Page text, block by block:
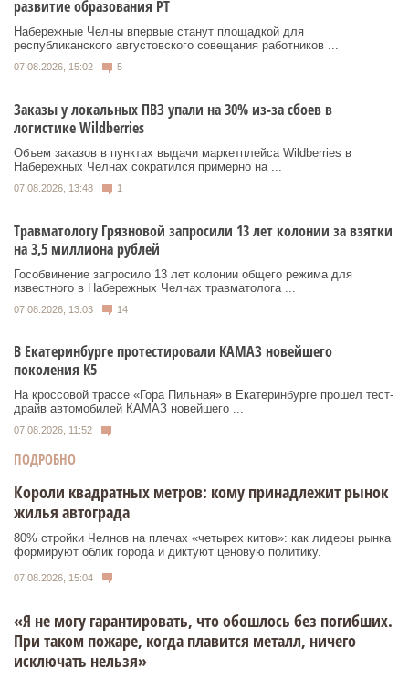
развитие образования РТ
Набережные Челны впервые станут площадкой для
республиканского августовского совещания работников ...
07.08.2026, 15:02 5
Заказы у локальных ПВЗ упали на 30% из-за сбоев в
логистике Wildberries
Объем заказов в пунктах выдачи маркетплейса Wildberries в
Набережных Челнах сократился примерно на ...
07.08.2026, 13:48 1
Травматологу Грязновой запросили 13 лет колонии за взятки
на 3,5 миллиона рублей
Гособвинение запросило 13 лет колонии общего режима для
известного в Набережных Челнах травматолога ...
07.08.2026, 13:03 14
В Екатеринбурге протестировали КАМАЗ новейшего
поколения К5
На кроссовой трассе «Гора Пильная» в Екатеринбурге прошел тест-
драйв автомобилей КАМАЗ новейшего ...
07.08.2026, 11:52
ПОДРОБНО
Короли квадратных метров: кому принадлежит рынок
жилья автограда
80% стройки Челнов на плечах «четырех китов»: как лидеры рынка
формируют облик города и диктуют ценовую политику.
07.08.2026, 15:04
«Я не могу гарантировать, что обошлось без погибших.
При таком пожаре, когда плавится металл, ничего
исключать нельзя»